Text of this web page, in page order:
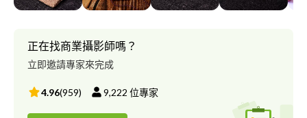
正在找商業攝影師嗎？
立即邀請專家來完成
4.96(959) 9,222 位專家